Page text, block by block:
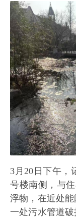
3月20日下午，
号楼南侧，与
浮物，在近处
一处污水管道